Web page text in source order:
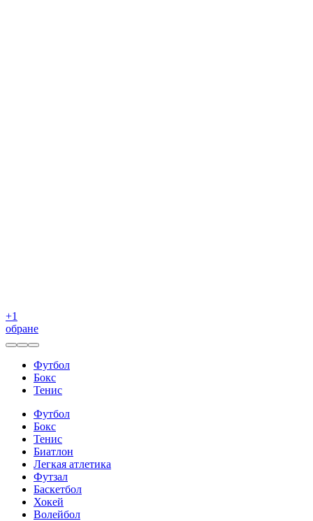
+1
обране
Футбол
Бокс
Тенис
Футбол
Бокс
Тенис
Биатлон
Легкая атлетика
Футзал
Баскетбол
Хокей
Волейбол